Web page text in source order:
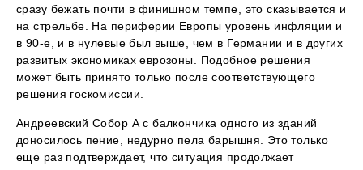
сразу бежать почти в финишном темпе, это сказывается и
на стрельбе. На периферии Европы уровень инфляции и
в 90-е, и в нулевые был выше, чем в Германии и в других
развитых экономиках еврозоны. Подобное решения
может быть принято только после соответствующего
решения госкомиссии.
Андреевский Собор А с балкончика одного из зданий
доносилось пение, недурно пела барышня. Это только
еще раз подтверждает, что ситуация продолжает